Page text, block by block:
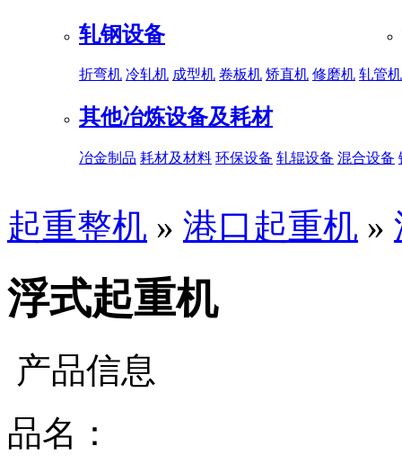
轧钢设备
折弯机 冷轧机 成型机 卷板机 矫直机 修磨机 轧管机
其他冶炼设备及耗材
冶金制品 耗材及材料 环保设备 轧辊设备 混合设备
起重整机 » 港口起重机 »
浮式起重机
产品信息
品名：